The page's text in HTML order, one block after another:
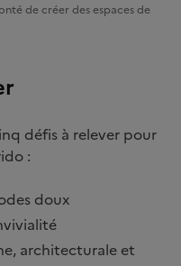
de créer des espaces de
défis à relever pour
:
doux
architecturale et